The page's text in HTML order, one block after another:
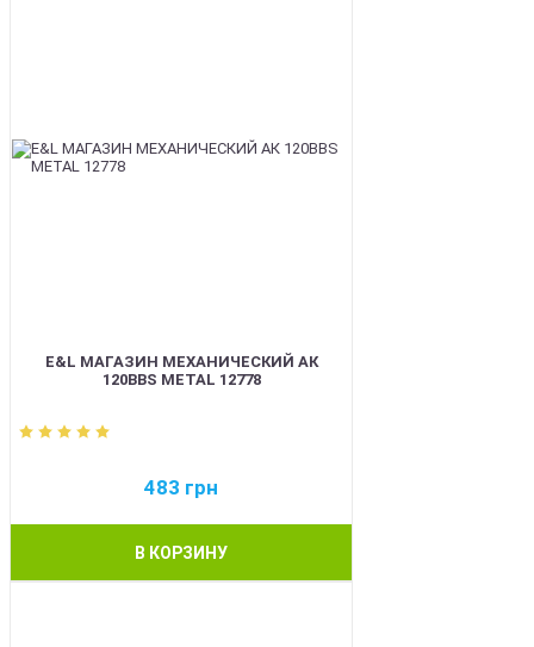
E&L МАГАЗИН МЕХАНИЧЕСКИЙ АК
120BBS METAL 12778
483 грн
В КОРЗИНУ